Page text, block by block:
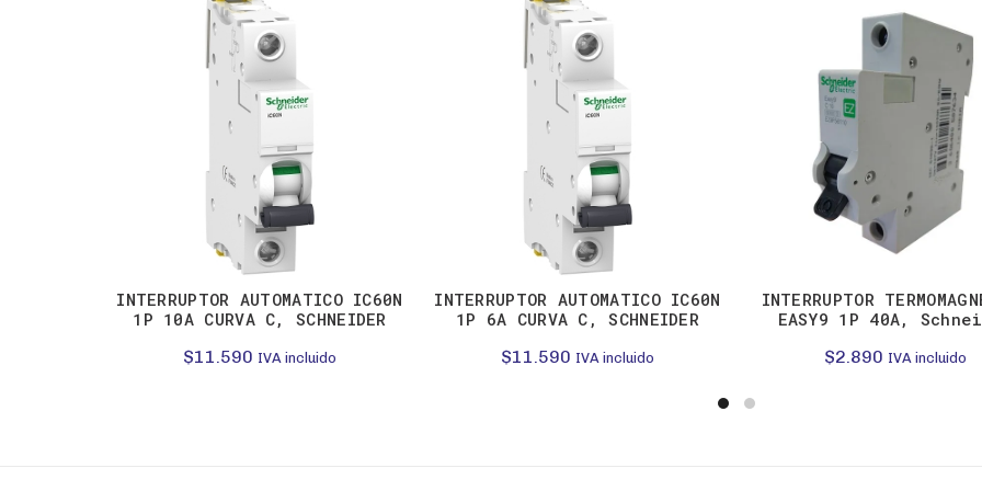
INTERRUPTOR AUTOMATICO IC60N
1P 10A CURVA C, SCHNEIDER
$11.590 IVA incluido
INTERRUPTOR AUTOMATICO IC60N
1P 6A CURVA C, SCHNEIDER
$11.590 IVA incluido
INTERRUPTOR
EASY9 1P 40A,
$2.890 IVA incluido